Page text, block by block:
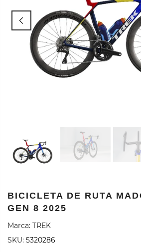
BICICLETA DE RUTA
GEN 8 2025
Marca: TREK
SKU: 5320286